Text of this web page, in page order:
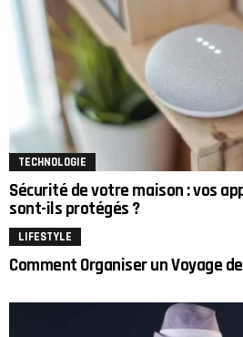
TECHNOLOGIE
Sécurité de votre maison : vos
sont-ils protégés ?
LIFESTYLE
Comment Organiser un Voyage